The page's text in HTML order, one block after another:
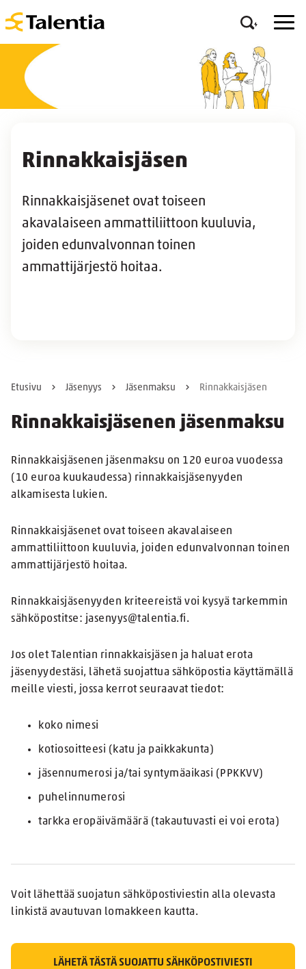
Rinnakkaisjäsen
Rinnakkaisjäsenet ovat toiseen
akavalaiseen ammattiliittoon kuuluvia,
joiden edunvalvonnan toinen
ammattijärjestö hoitaa.
Etusivu Jäsenyys Jäsenmaksu Rinnakkaisjäsen
Rinnakkaisjäsenen jäsenmaksu
Rinnakkaisjäsenen jäsenmaksu on 120 euroa vuodessa
(10 euroa kuukaudessa) rinnakkaisjäsenyyden
alkamisesta lukien.
Rinnakkaisjäsenet ovat toiseen akavalaiseen
ammattiliittoon kuuluvia, joiden edunvalvonnan toinen
ammattijärjestö hoitaa.
Rinnakkaisjäsenyyden kriteereistä voi kysyä tarkemmin
sähköpostitse: jasenyys@talentia.fi.
Jos olet Talentian rinnakkaisjäsen ja haluat erota
jäsenyydestäsi, lähetä suojattua sähköpostia käyttämällä
meille viesti, jossa kerrot seuraavat tiedot:
koko nimesi
kotiosoitteesi (katu ja paikkakunta)
jäsennumerosi ja/tai syntymäaikasi (PPKKVV)
puhelinnumerosi
tarkka eropäivämäärä (takautuvasti ei voi erota)
Voit lähettää suojatun sähköpostiviestin alla olevasta
linkistä avautuvan lomakkeen kautta.
LÄHETÄ TÄSTÄ SUOJATTU SÄHKÖPOSTIVIESTI